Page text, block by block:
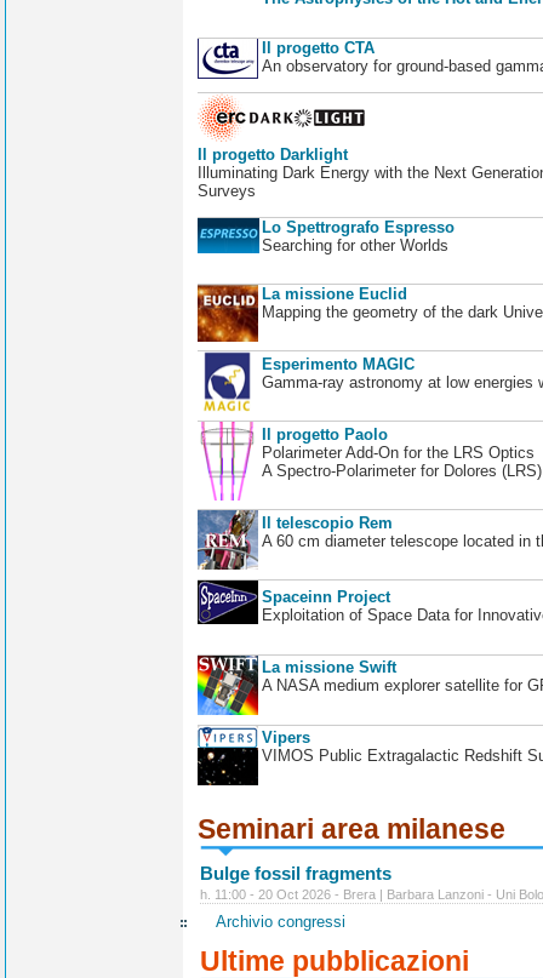
Il progetto CTA
An observatory for ground-based
Il progetto Darklight
Illuminating Dark Energy with the Next
Surveys
Lo Spettrografo Espresso
Searching for other Worlds
La missione Euclid
Mapping the geometry of the dark
Esperimento MAGIC
Gamma-ray astronomy at low energies
Il progetto Paolo
Polarimeter Add-On for the LRS Optics
A Spectro-Polarimeter for Dolores
Il telescopio Rem
A 60 cm diameter telescope located in
Spaceinn Project
Exploitation of Space Data for
La missione Swift
A NASA medium explorer satellite for
Vipers
VIMOS Public Extragalactic Redshift
Seminari area milanese
Bulge fossil fragments
h. 11:00 - 20 Oct 2026 - Brera | Barbara Lanzoni - Uni
Archivio congressi
Ultime pubblicazioni